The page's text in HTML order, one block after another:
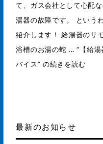
て、ガス会社として心配
湯器の故障です。 という
紹介します！ 給湯器のリ
浴槽のお湯の蛇 …“【給
バイス” の続きを読む
最新のお知らせ